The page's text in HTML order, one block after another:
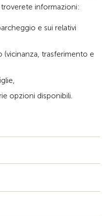
troverete informazioni:
e sui relativi
trasferimento e
opzioni disponibili.